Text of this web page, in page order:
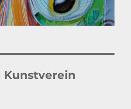
Kunstverein